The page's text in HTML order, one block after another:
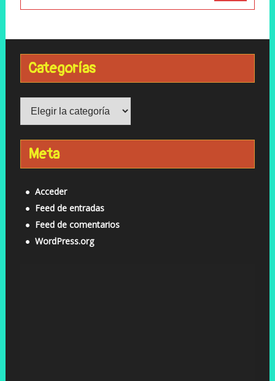
Categorías
Categorías
Meta
Acceder
Feed de entradas
Feed de comentarios
WordPress.org